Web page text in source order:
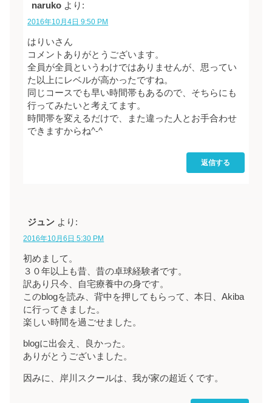
naruko より:
2016年10月4日 9:50 PM
はりいさん
コメントありがとうございます。
全員が全員というわけではありませんが、思ってい
た以上にレベルが高かったですね。
同じコースでも早い時間帯もあるので、そちらにも
行ってみたいと考えてます。
時間帯を変えるだけで、また違った人とお手合わせ
できますからね^-^
返信する
ジュン より:
2016年10月6日 5:30 PM
初めまして。
３０年以上も昔、昔の卓球経験者です。
訳あり只今、自宅療養中の身です。
このblogを読み、背中を押してもらって、本日、Akiba
に行ってきました。
楽しい時間を過ごせました。
blogに出会え、良かった。
ありがとうございました。
因みに、岸川スクールは、我が家の超近くです。